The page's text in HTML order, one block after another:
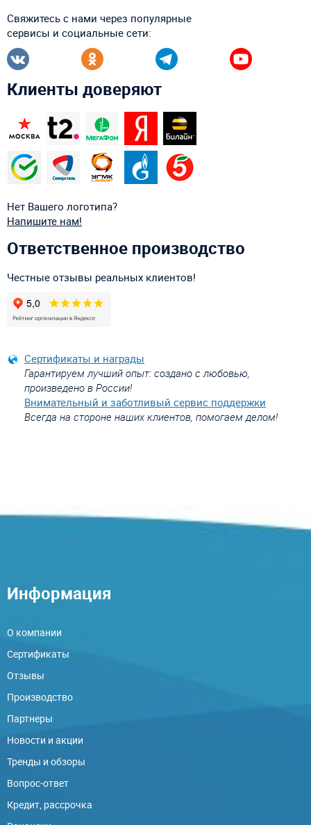
Свяжитесь с нами через популярные
сервисы и социальные сети:
Клиенты доверяют
Нет Вашего логотипа?
Напишите нам!
Ответственное производство
Честные отзывы реальных клиентов!
Сертификаты и награды
Гарантируем лучший опыт: создано с любовью,
произведено в России!
Внимательный и заботливый сервис поддержки
Всегда на стороне наших клиентов, помогаем делом!
Информация
О компании
Сертификаты
Отзывы
Производство
Партнеры
Новости и акции
Тренды и обзоры
Вопрос-ответ
Кредит, рассрочка